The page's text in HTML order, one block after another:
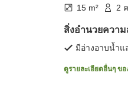
15 m² 2
สิ่งอำนวยควา
มีอ่างอาบน้ำแ
ดูรายละเอียดอื่นๆ ข